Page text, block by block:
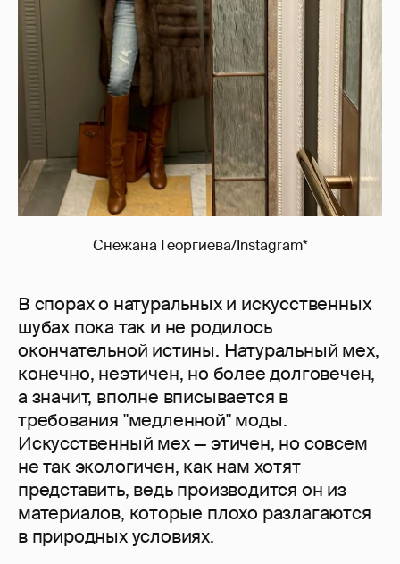
Снежана Георгиева/Instagram*
В спорах о натуральных и искусственных
шубах пока так и не родилось
окончательной истины. Натуральный мех,
конечно, неэтичен, но более долговечен,
а значит, вполне вписывается в
требования "медленной" моды.
Искусственный мех — этичен, но совсем
не так экологичен, как нам хотят
представить, ведь производится он из
материалов, которые плохо разлагаются
в природных условиях.